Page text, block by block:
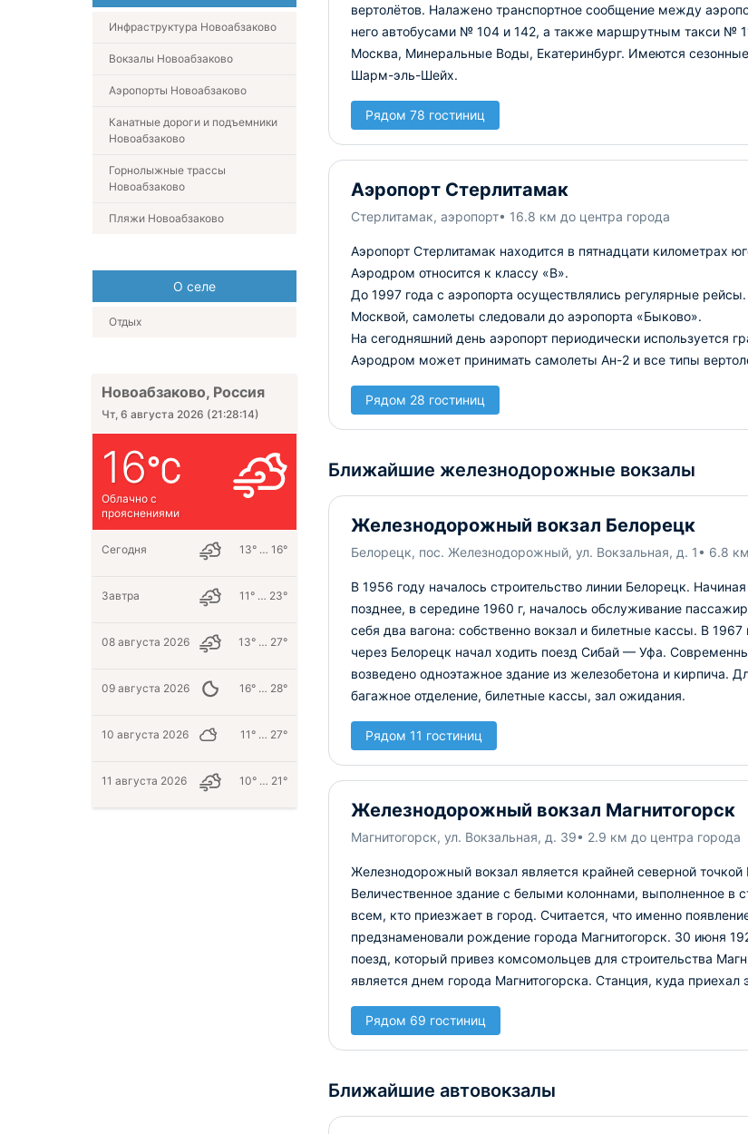
вертолётов. Налажено транспортное сообщение между
него автобусами № 104 и 142, а также маршрутным такси №
Москва, Минеральные Воды, Екатеринбург. Имеются
Шарм-эль-Шейх.
Рядом 78 гостиниц
Аэропорт Стерлитамак
Стерлитамак, аэропорт• 16.8 км до центра города
Аэропорт Стерлитамак находится в пятнадцати километрах
Аэродром относится к классу «В».
До 1997 года с аэропорта осуществлялись регулярные
Москвой, самолеты следовали до аэропорта «Быково».
На сегодняшний день аэропорт периодически используется
Аэродром может принимать самолеты Ан-2 и все типы
Рядом 28 гостиниц
Ближайшие железнодорожные вокзалы
Железнодорожный вокзал Белорецк
Белорецк, пос. Железнодорожный, ул. Вокзальная, д. 1• 6.8
В 1956 году началось строительство линии Белорецк.
позднее, в середине 1960 г, началось обслуживание
себя два вагона: собственно вокзал и билетные кассы. В 1967
через Белорецк начал ходить поезд Сибай — Уфа.
возведено одноэтажное здание из железобетона и кирпича.
багажное отделение, билетные кассы, зал ожидания.
Рядом 11 гостиниц
Железнодорожный вокзал Магнитогорск
Магнитогорск, ул. Вокзальная, д. 39• 2.9 км до центра города
Железнодорожный вокзал является крайней северной
Величественное здание с белыми колоннами, выполненное в
всем, кто приезжает в город. Считается, что именно
предзнаменовали рождение города Магнитогорск. 30 июня
поезд, который привез комсомольцев для строительства
является днем города Магнитогорска. Станция, куда приехал
Рядом 69 гостиниц
Ближайшие автовокзалы
Инфраструктура Новоабзаково
Вокзалы Новоабзаково
Аэропорты Новоабзаково
Канатные дороги и подъемники
Новоабзаково
Горнолыжные трассы
Новоабзаково
Пляжи Новоабзаково
О селе
Отдых
Новоабзаково, Россия
Чт, 6 августа 2026 (21:28:15)
16
Облачно с
прояснениями
Сегодня 13° … 16°
Завтра 11° … 23°
08 августа 2026 13° … 27°
09 августа 2026 16° … 28°
10 августа 2026 11° … 27°
11 августа 2026 10° … 21°